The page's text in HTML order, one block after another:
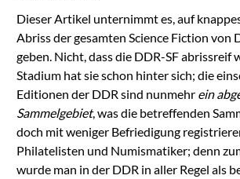
Dieser Artikel unternimmt es, auf
Abriss der gesamten Science Fiction von
geben. Nicht, dass die DDR-SF abrissreif
Stadium hat sie schon hinter sich; die
Editionen der DDR sind nunmehr ein
Sammelgebiet, was die betreffenden
doch mit weniger Befriedigung
Philatelisten und Numismatiker; denn
wurde man in der DDR in aller Regel als